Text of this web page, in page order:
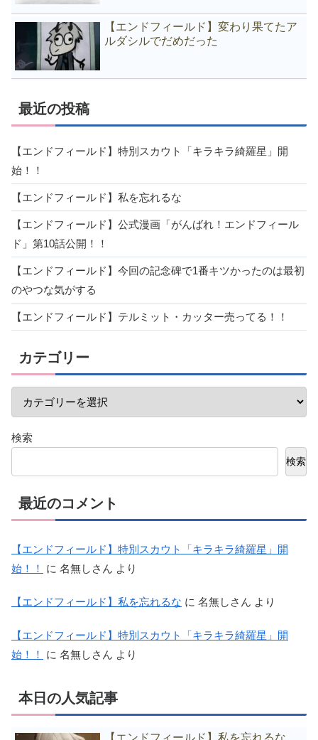
【エンドフィールド】変わり果てたア
ルダシルでだめだった
最近の投稿
【エンドフィールド】特別スカウト「キラキラ綺羅星」開
始！！
【エンドフィールド】私を忘れるな
【エンドフィールド】公式漫画「がんばれ！エンドフィール
ド」第10話公開！！
【エンドフィールド】今回の記念碑で1番キツかったのは最初
のやつな気がする
【エンドフィールド】テルミット・カッター売ってる！！
カテゴリー
検索
検索
最近のコメント
【エンドフィールド】特別スカウト「キラキラ綺羅星」開
始！！
に 名無しさん より
【エンドフィールド】私を忘れるな に 名無しさん より
【エンドフィールド】特別スカウト「キラキラ綺羅星」開
始！！
に 名無しさん より
本日の人気記事